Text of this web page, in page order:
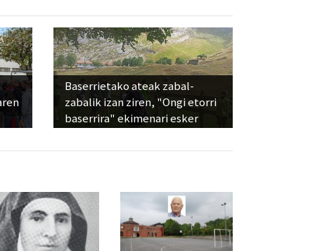
Baserrietako ateak zabal-
zabalik izan ziren, "Ongi etorri
baserrira" ekimenari esker